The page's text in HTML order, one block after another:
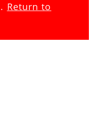
Return to